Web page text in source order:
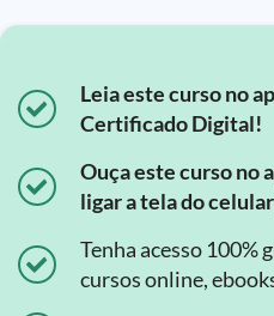
Leia este curso no
Certificado Digital!
Ouça este curso no
ligar a tela do
Tenha acesso 100%
cursos online,